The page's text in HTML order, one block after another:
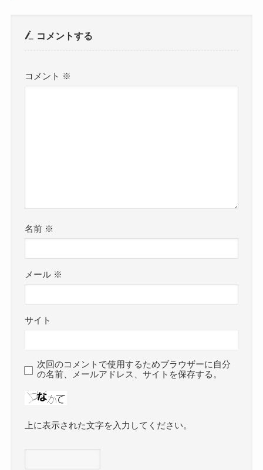
コメントする
コメント ※
名前 ※
メール ※
サイト
次回のコメントで使用するためブラウザーに自分
の名前、メールアドレス、サイトを保存する。
上に表示された文字を入力してください。